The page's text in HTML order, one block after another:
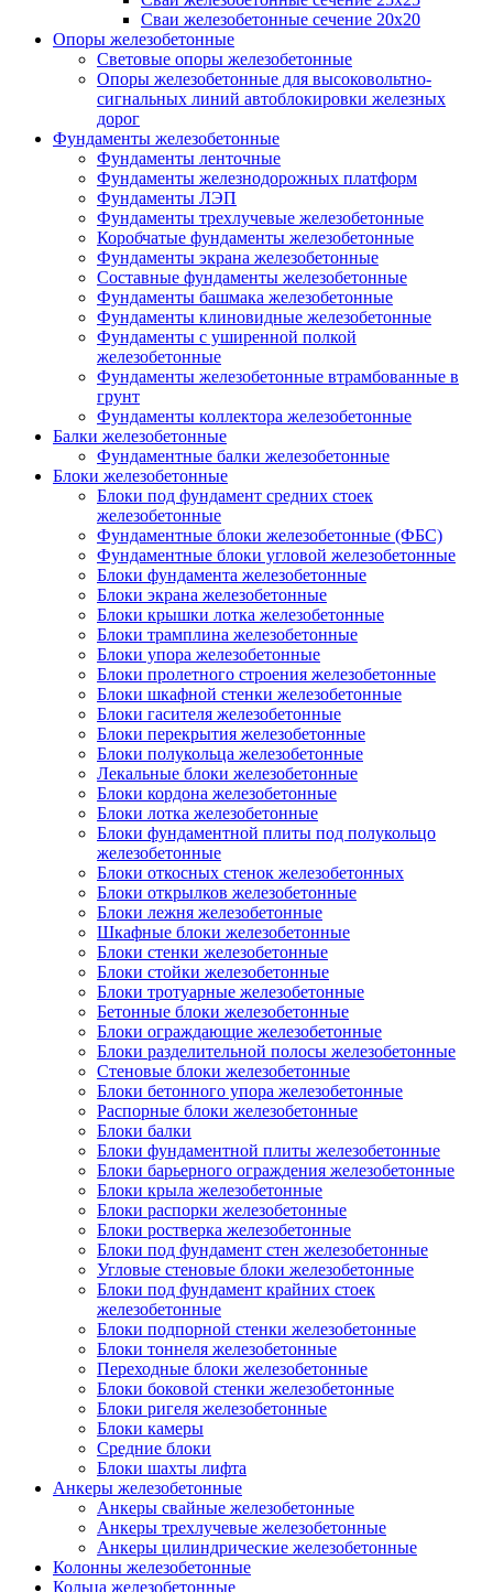
Сваи железобетонные сечение 20x20
Опоры железобетонные
Световые опоры железобетонные
Опоры железобетонные для высоковольтно-
сигнальных линий автоблокировки железных
дорог
Фундаменты железобетонные
Фундаменты ленточные
Фундаменты железнодорожных платформ
Фундаменты ЛЭП
Фундаменты трехлучевые железобетонные
Коробчатые фундаменты железобетонные
Фундаменты экрана железобетонные
Составные фундаменты железобетонные
Фундаменты башмака железобетонные
Фундаменты клиновидные железобетонные
Фундаменты с уширенной полкой
железобетонные
Фундаменты железобетонные втрамбованные в
грунт
Фундаменты коллектора железобетонные
Балки железобетонные
Фундаментные балки железобетонные
Блоки железобетонные
Блоки под фундамент средних стоек
железобетонные
Фундаментные блоки железобетонные (ФБС)
Фундаментные блоки угловой железобетонные
Блоки фундамента железобетонные
Блоки экрана железобетонные
Блоки крышки лотка железобетонные
Блоки трамплина железобетонные
Блоки упора железобетонные
Блоки пролетного строения железобетонные
Блоки шкафной стенки железобетонные
Блоки гасителя железобетонные
Блоки перекрытия железобетонные
Блоки полукольца железобетонные
Лекальные блоки железобетонные
Блоки кордона железобетонные
Блоки лотка железобетонные
Блоки фундаментной плиты под полукольцо
железобетонные
Блоки откосных стенок железобетонных
Блоки открылков железобетонные
Блоки лежня железобетонные
Шкафные блоки железобетонные
Блоки стенки железобетонные
Блоки стойки железобетонные
Блоки тротуарные железобетонные
Бетонные блоки железобетонные
Блоки ограждающие железобетонные
Блоки разделительной полосы железобетонные
Стеновые блоки железобетонные
Блоки бетонного упора железобетонные
Распорные блоки железобетонные
Блоки балки
Блоки фундаментной плиты железобетонные
Блоки барьерного ограждения железобетонные
Блоки крыла железобетонные
Блоки распорки железобетонные
Блоки ростверка железобетонные
Блоки под фундамент стен железобетонные
Угловые стеновые блоки железобетонные
Блоки под фундамент крайних стоек
железобетонные
Блоки подпорной стенки железобетонные
Блоки тоннеля железобетонные
Переходные блоки железобетонные
Блоки боковой стенки железобетонные
Блоки ригеля железобетонные
Блоки камеры
Средние блоки
Блоки шахты лифта
Анкеры железобетонные
Анкеры свайные железобетонные
Анкеры трехлучевые железобетонные
Анкеры цилиндрические железобетонные
Колонны железобетонные
Кольца железобетонные